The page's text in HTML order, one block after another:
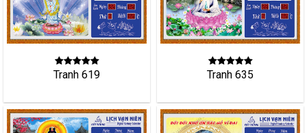
Tranh 619 Tranh 635